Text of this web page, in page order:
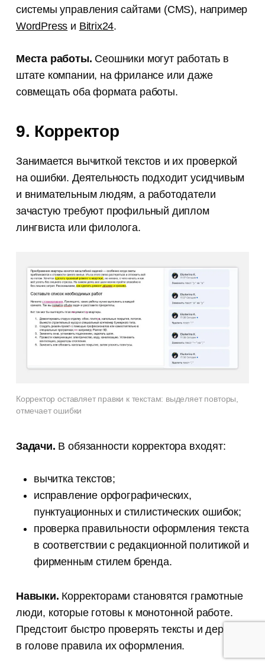
системы управления сайтами (CMS), например
WordPress и Bitrix24.
Места работы. Сеошники могут работать в
штате компании, на фрилансе или даже
совмещать оба формата работы.
9. Корректор
Занимается вычиткой текстов и их проверкой
на ошибки. Деятельность подходит усидчивым
и внимательным людям, а работодатели
зачастую требуют профильный диплом
лингвиста или филолога.
Корректор оставляет правки к текстам: выделяет повторы,
отмечает ошибки
Задачи. В обязанности корректора входят:
вычитка текстов;
исправление орфографических,
пунктуационных и стилистических ошибок;
проверка правильности оформления текста
в соответствии с редакционной политикой и
фирменным стилем бренда.
Навыки. Корректорами становятся грамотные
люди, которые готовы к монотонной работе.
Предстоит быстро проверять тексты и держать
в голове правила их оформления.